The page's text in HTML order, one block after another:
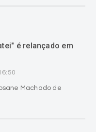
é relançado em
Machado de